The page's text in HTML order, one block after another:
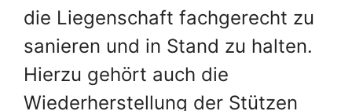
die Liegenschaft fachgerecht zu
sanieren und in Stand zu halten.
Hierzu gehört auch die
Wiederherstellung der Stützen